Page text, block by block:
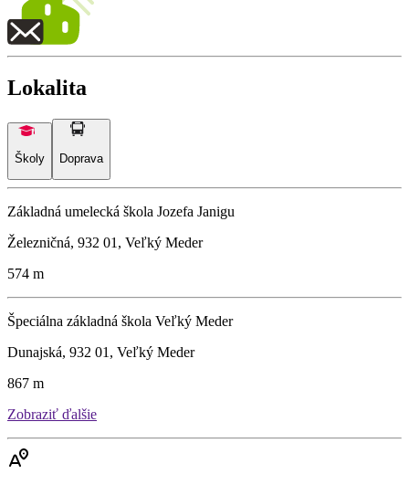
Lokalita
Školy Doprava
Základná umelecká škola Jozefa Janigu
Železničná, 932 01, Veľký Meder
574 m
Špeciálna základná škola Veľký Meder
Dunajská, 932 01, Veľký Meder
867 m
Zobraziť ďalšie